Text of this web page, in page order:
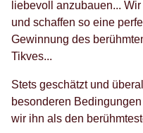
liebevoll anzubauen...
und schaffen so eine
Gewinnung des
Tikves...
Stets geschätzt und
besonderen
wir ihn als den